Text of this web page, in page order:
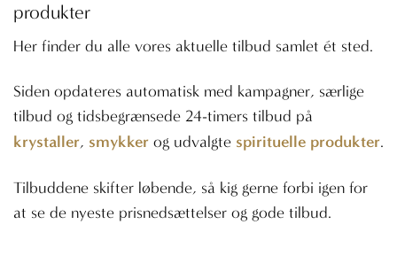
produkter
Her finder du alle vores aktuelle tilbud samlet ét sted.
Siden opdateres automatisk med kampagner, særlige
tilbud og tidsbegrænsede 24-timers tilbud på
krystaller, smykker og udvalgte spirituelle produkter.
Tilbuddene skifter løbende, så kig gerne forbi igen for
at se de nyeste prisnedsættelser og gode tilbud.